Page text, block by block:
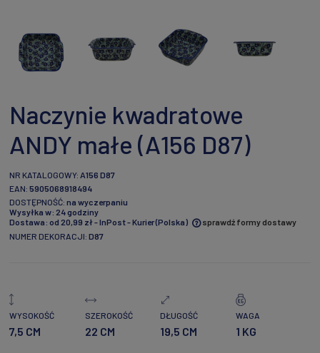
Naczynie kwadratowe
ANDY małe (A156 D87)
NR KATALOGOWY: A156 D87
EAN: 5905068918494
DOSTĘPNOŚĆ: na wyczerpaniu
Wysyłka w: 24 godziny
Dostawa: od 20,99 zł- InPost - Kurier(Polska)
Cena nie zawiera ewentualnych kosztów płatności
sprawdź formy dostawy
NUMER DEKORACJI: D87
WYSOKOŚĆ
7,5 CM
SZEROKOŚĆ
22 CM
DŁUGOŚĆ
19,5 CM
WAGA
1 KG